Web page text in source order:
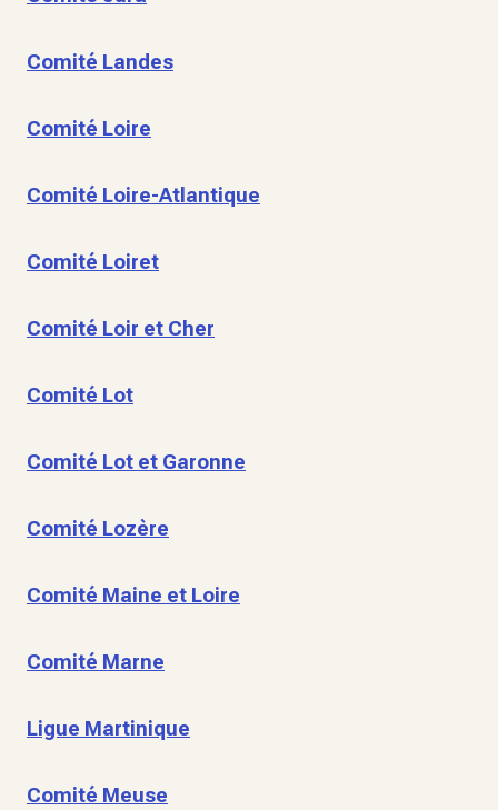
Comité Landes
Comité Loire
Comité Loire-Atlantique
Comité Loiret
Comité Loir et Cher
Comité Lot
Comité Lot et Garonne
Comité Lozère
Comité Maine et Loire
Comité Marne
Ligue Martinique
Comité Meuse